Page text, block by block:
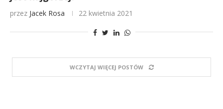
przez Jacek Rosa 22 kwietnia 2021
WCZYTAJ WIĘCEJ POSTÓW